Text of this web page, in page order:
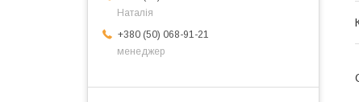
Наталія
+380 (50) 068-91-21
менеджер